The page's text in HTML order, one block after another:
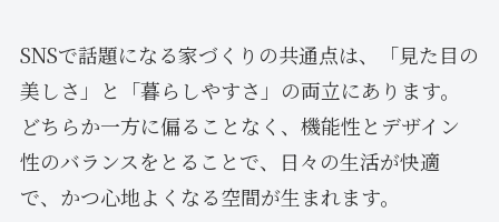
SNSで話題になる家づくりの共通点は、「見た目の
美しさ」と「暮らしやすさ」の両立にあります。
どちらか一方に偏ることなく、機能性とデザイン
性のバランスをとることで、日々の生活が快適
で、かつ心地よくなる空間が生まれます。